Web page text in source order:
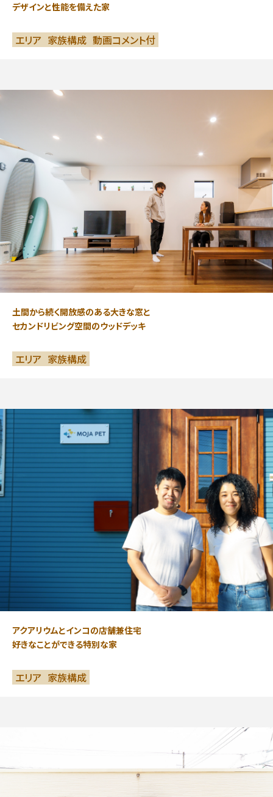
デザインと性能を備えた家
エリア 家族構成 動画コメント付
土間から続く開放感のある大きな窓と
セカンドリビング空間のウッドデッキ
エリア 家族構成
アクアリウムとインコの店舗兼住宅
好きなことができる特別な家
エリア 家族構成